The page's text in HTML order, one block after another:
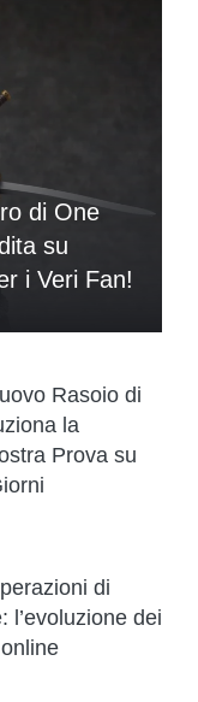
di One
su
i Veri Fan!
Rasoio di
la
Prova su
di
l’evoluzione dei